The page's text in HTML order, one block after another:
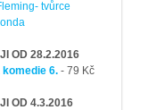
tvůrce
OD 28.2.2016
6. - 79 Kč
OD 4.3.2016